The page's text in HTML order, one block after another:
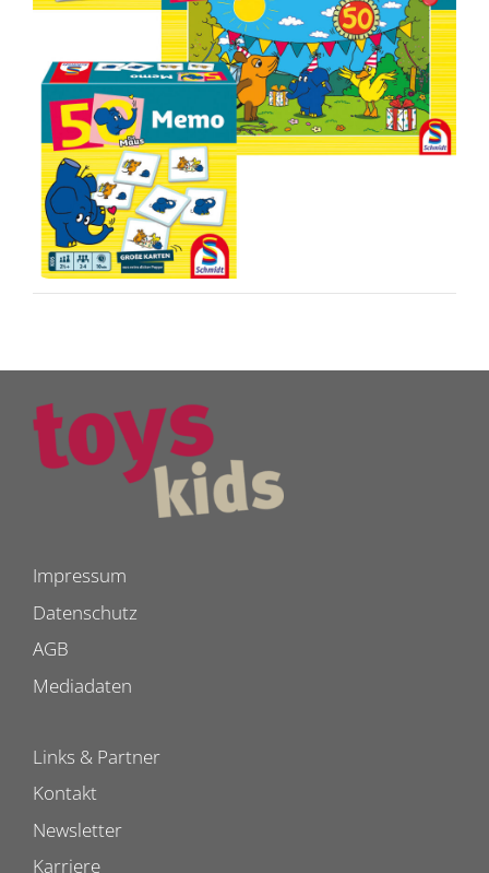
Impressum
Datenschutz
AGB
Mediadaten
Links & Partner
Kontakt
Newsletter
Karriere